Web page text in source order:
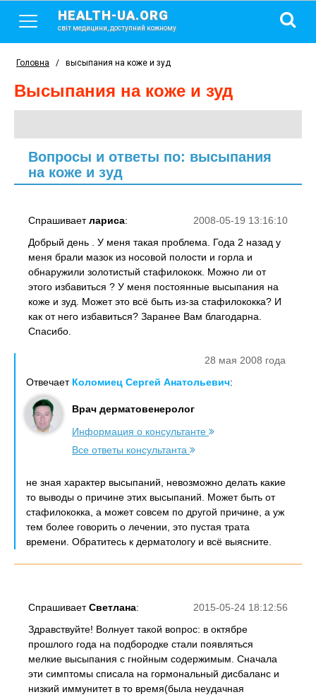
HEALTH-UA.ORG
світ медицини, доступний кожному
Головна / высыпания на коже и зуд
высыпания на коже и зуд
Вопросы и ответы по: высыпания
на коже и зуд
2008-05-19 13:16:10
Спрашиваетлариса:
Добрый день . У меня такая проблема. Года 2 назад у
меня брали мазок из носовой полости и горла и
обнаружили золотистый стафилококк. Можно ли от
этого избавиться ? У меня постоянные высыпания на
коже и зуд. Может это всё быть из-за стафилококка? И
как от него избавиться? Заранее Вам благодарна.
Спасибо.
28 мая 2008 года
Отвечает Коломиец Сергей Анатольевич:
Врач дерматовенеролог
Информация о консультанте
Все ответы консультанта
не зная характер высыпаний, невозможно делать какие
то выводы о причине этих высыпаний. Может быть от
стафилококка, а может совсем по другой причине, а уж
тем более говорить о лечении, это пустая трата
времени. Обратитесь к дерматологу и всё выясните.
2015-05-24 18:12:56
СпрашиваетСветлана:
Здравствуйте! Волнует такой вопрос: в октябре
прошлого года на подбородке стали появляться
мелкие высыпания с гнойным содержимым. Сначала
эти симптомы списала на гормональный дисбаланс и
низкий иммунитет в то время(была неудачная